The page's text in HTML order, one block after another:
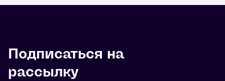
Подписаться на
рассылку